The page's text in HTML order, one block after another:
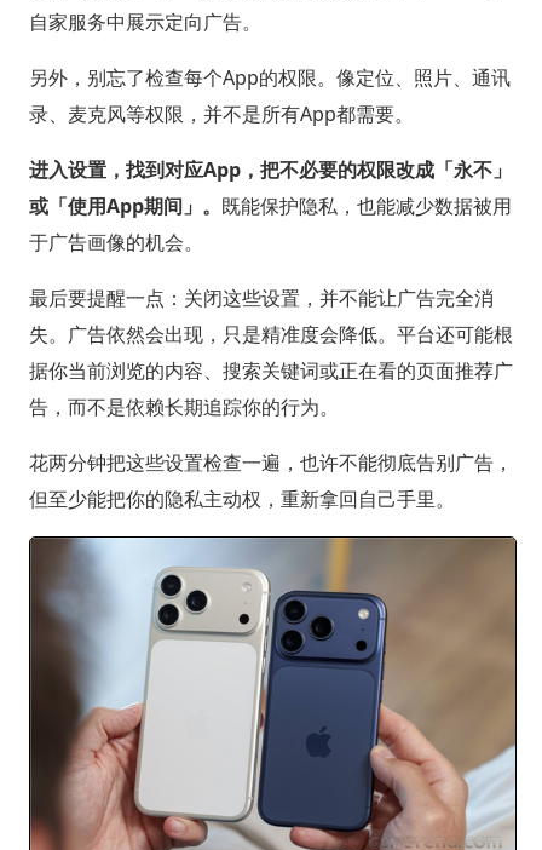
自家服务中展示定向广告。
另外，别忘了检查每个App的权限。像定位、照片、通讯
录、麦克风等权限，并不是所有App都需要。
进入设置，找到对应App，把不必要的权限改成「永不」
或「使用App期间」。 既能保护隐私，也能减少数据被用
于广告画像的机会。
最后要提醒一点：关闭这些设置，并不能让广告完全消
失。广告依然会出现，只是精准度会降低。平台还可能根
据你当前浏览的内容、搜索关键词或正在看的页面推荐广
告，而不是依赖长期追踪你的行为。
花两分钟把这些设置检查一遍，也许不能彻底告别广告，
但至少能把你的隐私主动权，重新拿回自己手里。